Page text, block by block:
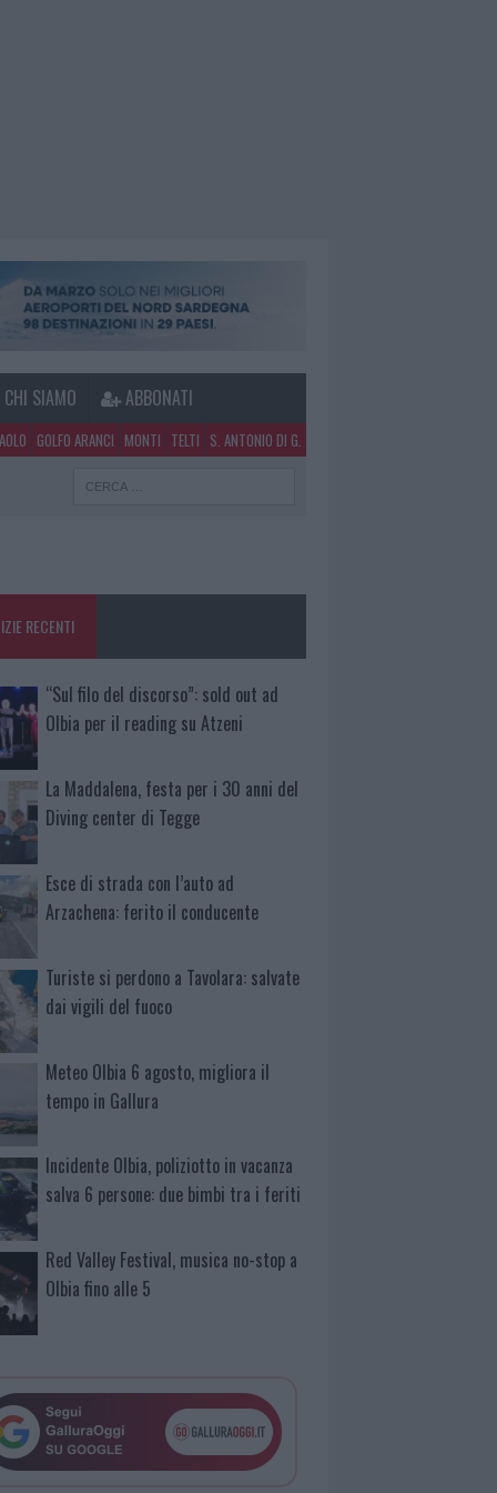
CHI SIAMO ABBONATI
GOLFO ARANCI MONTI TELTI S. ANTONIO DI G.
RECENTI
“Sul filo del discorso”: sold out ad
Olbia per il reading su Atzeni
La Maddalena, festa per i 30 anni del
Diving center di Tegge
Esce di strada con l’auto ad
Arzachena: ferito il conducente
Turiste si perdono a Tavolara: salvate
dai vigili del fuoco
Meteo Olbia 6 agosto, migliora il
tempo in Gallura
Incidente Olbia, poliziotto in vacanza
salva 6 persone: due bimbi tra i feriti
Red Valley Festival, musica no-stop a
Olbia fino alle 5